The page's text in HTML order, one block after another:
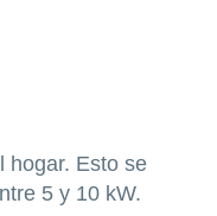
hogar. Esto se
5 y 10 kW.